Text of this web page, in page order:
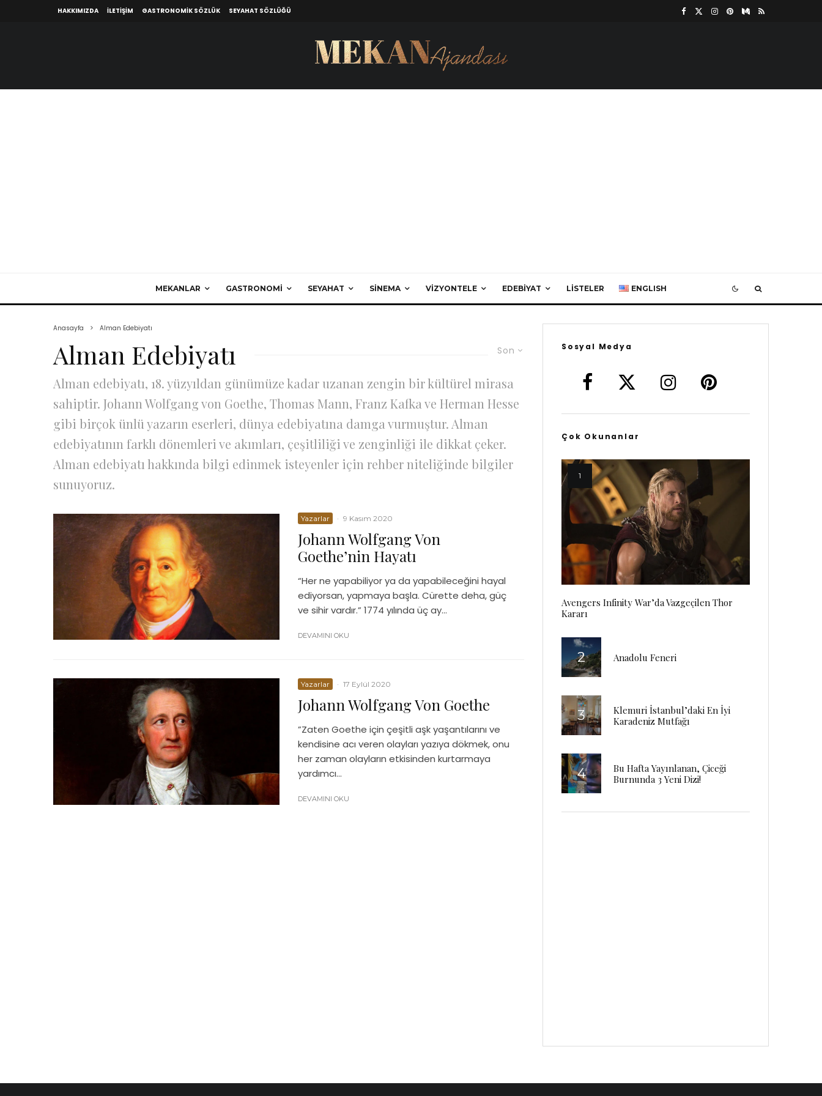
HAKKIMIZDA İLETIŞIM GASTRONOMIK SÖZLÜK SEYAHAT SÖZLÜĞÜ
MEKANLAR GASTRONOMI SEYAHAT SINEMA VIZYONTELE EDEBIYAT LISTELER ENGLISH
Anasayfa Alman Edebiyatı
Son
Alman Edebiyatı
Alman edebiyatı, 18. yüzyıldan günümüze kadar uzanan zengin bir kültürel mirasa
sahiptir. Johann Wolfgang von Goethe, Thomas Mann, Franz Kafka ve Herman Hesse
gibi birçok ünlü yazarın eserleri, dünya edebiyatına damga vurmuştur. Alman
edebiyatının farklı dönemleri ve akımları, çeşitliliği ve zenginliği ile dikkat çeker.
Alman edebiyatı hakkında bilgi edinmek isteyenler için rehber niteliğinde bilgiler
sunuyoruz.
Yazarlar · 9 Kasım 2020
Johann Wolfgang Von
Goethe’nin Hayatı
“Her ne yapabiliyor ya da yapabileceğini hayal
ediyorsan, yapmaya başla. Cürette deha, güç
ve sihir vardır.” 1774 yılında üç ay...
DEVAMINI OKU
Yazarlar · 17 Eylül 2020
Johann Wolfgang Von Goethe
”Zaten Goethe için çeşitli aşk yaşantılarını ve
kendisine acı veren olayları yazıya dökmek, onu
her zaman olayların etkisinden kurtarmaya
yardımcı...
DEVAMINI OKU
Sosyal Medya
Çok Okunanlar
Avengers Infinity War’da Vazgeçilen Thor
Kararı
Anadolu Feneri
Klemuri İstanbul’daki En İyi
Karadeniz Mutfağı
Bu Hafta Yayınlanan, Çiceği
Burnunda 3 Yeni Dizi!